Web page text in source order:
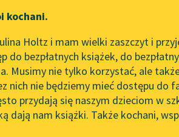
redakcyjne
literatury
Spotkanie z Katarzyną
w Oslo
102. lata temu zmarł
Conrad
kochani.
Holtz i mam wielki zaszczyt i
do bezpłatnych książek, do
Musimy nie tylko korzystać, ale
nich nie będziemy mieć dostępu
przydają się naszym dzieciom w
dają nam książki. Także kochani,
Karpiński ✖ Erotyk✖